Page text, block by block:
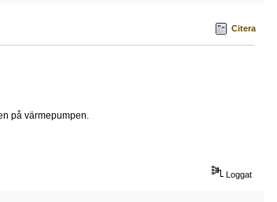
Citera
på värmepumpen.
Loggat